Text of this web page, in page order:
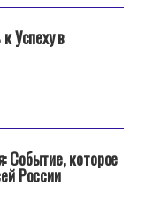
Успеху в
Событие, которое
России